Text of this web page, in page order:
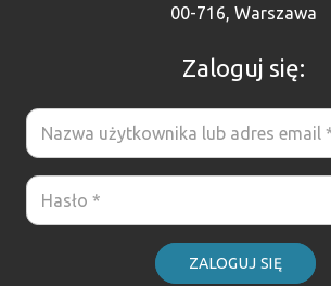
00-716, Warszawa
Zaloguj się:
ZALOGUJ SIĘ